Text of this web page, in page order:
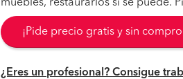
muebles, restaurarlos si se puede.
¡Pide precio gratis y sin
¿Eres un profesional? Consigue